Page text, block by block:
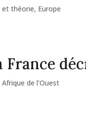
et théorie, Europe
France
Afrique de l'Ouest